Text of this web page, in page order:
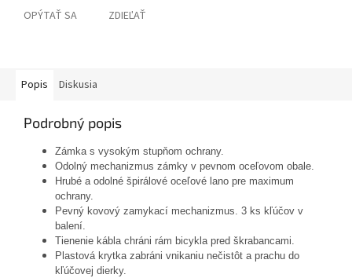
OPÝTAŤ SA ZDIEĽAŤ
Popis Diskusia
Podrobný popis
Zámka s vysokým stupňom ochrany.
Odolný mechanizmus zámky v pevnom oceľovom obale.
Hrubé a odolné špirálové oceľové lano pre maximum
ochrany.
Pevný kovový zamykací mechanizmus. 3 ks kľúčov v
balení.
Tienenie kábla chráni rám bicykla pred škrabancami.
Plastová krytka zabráni vnikaniu nečistôt a prachu do
kľúčovej dierky.